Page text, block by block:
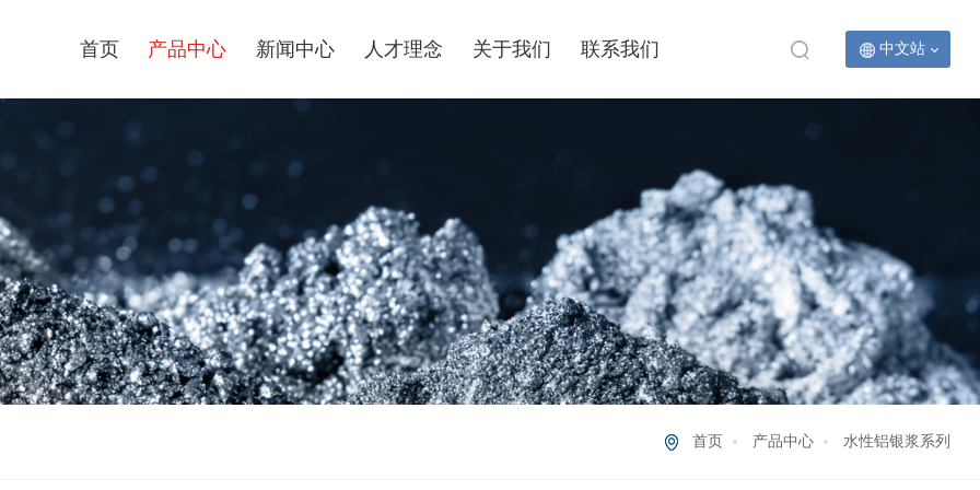
中文站
首页 产品中心 新闻中心 人才理念 关于我们 联系我们
首页 产品中心 水性铝银浆系列